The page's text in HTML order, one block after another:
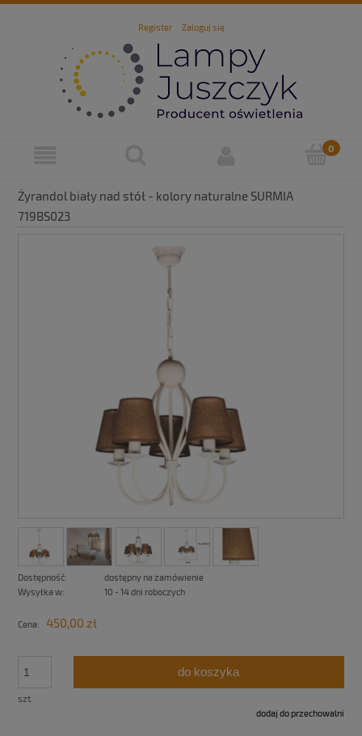
Register Zaloguj się
Żyrandol biały nad stół - kolory naturalne SURMIA
719BS023
Dostępność:
dostępny na zamówienie
Wysyłka w:
10 - 14 dni roboczych
Cena: 450,00 zł
szt.
do koszyka
dodaj do przechowalni